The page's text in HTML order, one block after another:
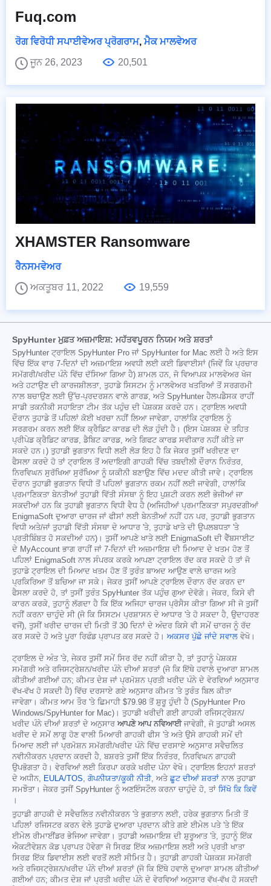
Fuq.com
ਰੋਗ ਵਿਰੋਧੀ ਸਪਾਈਵੇਅਰ ਪ੍ਰੋਗਰਾਮ, ਮੈਕ ਮਾਲਵੇਅਰ
ਜੂਨ 26, 2023
20,501
XHAMSTER Ransomware
ਰੈਨਸਮਵੇਅਰ
ਅਕਤੂਬਰ 11, 2022
19,559
SpyHunter ਮੁਫ਼ਤ ਅਜ਼ਮਾਇਸ਼: ਮਹੱਤਵਪੂਰਨ ਨਿਯਮ ਅਤੇ ਸ਼ਰਤਾਂ
SpyHunter ਟ੍ਰਾਇਲ SpyHunter Pro ਜਾਂ SpyHunter for Mac ਲਈ ਹੈ ਅਤੇ ਇਸ
ਵਿੱਚ ਇੱਕ ਵਾਰ 7-ਦਿਨਾਂ ਦੀ ਅਜ਼ਮਾਇਸ਼ ਅਵਧੀ ਲਈ ਕਈ ਡਿਵਾਈਸਾਂ (ਜਿਵੇਂ ਕਿ ਪ੍ਰਚਾਰ
ਸਮੱਗਰੀ/ਖਰੀਦ ਪੰਨੇ ਵਿੱਚ ਦੱਸਿਆ ਗਿਆ ਹੈ) ਸ਼ਾਮਲ ਹਨ, ਜੋ ਵਿਆਪਕ ਮਾਲਵੇਅਰ ਖੋਜ
ਅਤੇ ਹਟਾਉਣ ਦੀ ਕਾਰਜਸ਼ੀਲਤਾ, ਤੁਹਾਡੇ ਸਿਸਟਮ ਨੂੰ ਮਾਲਵੇਅਰ ਖਤਰਿਆਂ ਤੋਂ ਸਰਗਰਮੀ
ਨਾਲ ਬਚਾਉਣ ਲਈ ਉੱਚ-ਪ੍ਰਦਰਸ਼ਨ ਵਾਲੇ ਗਾਰਡ, ਅਤੇ SpyHunter ਹੈਲਪਡੈਸਕ ਰਾਹੀਂ
ਸਾਡੀ ਤਕਨੀਕੀ ਸਹਾਇਤਾ ਟੀਮ ਤੱਕ ਪਹੁੰਚ ਦੀ ਪੇਸ਼ਕਸ਼ ਕਰਦੇ ਹਨ। ਟ੍ਰਾਇਲ ਅਵਧੀ
ਦੌਰਾਨ ਤੁਹਾਡੇ ਤੋਂ ਪਹਿਲਾਂ ਕੋਈ ਖਰਚਾ ਨਹੀਂ ਲਿਆ ਜਾਵੇਗਾ, ਹਾਲਾਂਕਿ ਟ੍ਰਾਇਲ ਨੂੰ
ਸਰਗਰਮ ਕਰਨ ਲਈ ਇੱਕ ਕ੍ਰੈਡਿਟ ਕਾਰਡ ਦੀ ਲੋੜ ਹੁੰਦੀ ਹੈ। (ਇਸ ਪੇਸ਼ਕਸ਼ ਦੇ ਤਹਿਤ
ਪ੍ਰੀਪੇਡ ਕ੍ਰੈਡਿਟ ਕਾਰਡ, ਡੈਬਿਟ ਕਾਰਡ, ਅਤੇ ਗਿਫਟ ਕਾਰਡ ਸਵੀਕਾਰ ਨਹੀਂ ਕੀਤੇ ਜਾ
ਸਕਦੇ ਹਨ।) ਤੁਹਾਡੀ ਭੁਗਤਾਨ ਵਿਧੀ ਲਈ ਲੋੜ ਇਹ ਹੈ ਕਿ ਜੇਕਰ ਤੁਸੀਂ ਖਰੀਦਣ ਦਾ
ਫੈਸਲਾ ਕਰਦੇ ਹੋ ਤਾਂ ਟ੍ਰਾਇਲ ਤੋਂ ਅਦਾਇਗੀ ਗਾਹਕੀ ਵਿੱਚ ਤਬਦੀਲੀ ਦੌਰਾਨ ਨਿਰੰਤਰ,
ਨਿਰਵਿਘਨ ਸੁਰੱਖਿਆ ਸੁਰੱਖਿਆ ਨੂੰ ਯਕੀਨੀ ਬਣਾਉਣ ਵਿੱਚ ਮਦਦ ਕੀਤੀ ਜਾਵੇ। ਟ੍ਰਾਇਲ
ਦੌਰਾਨ ਤੁਹਾਡੀ ਭੁਗਤਾਨ ਵਿਧੀ ਤੋਂ ਪਹਿਲਾਂ ਭੁਗਤਾਨ ਰਕਮ ਨਹੀਂ ਲਈ ਜਾਵੇਗੀ, ਹਾਲਾਂਕਿ
ਪ੍ਰਮਾਣਿਕਤਾ ਬੇਨਤੀਆਂ ਤੁਹਾਡੀ ਵਿੱਤੀ ਸੰਸਥਾ ਨੂੰ ਇਹ ਪੁਸ਼ਟੀ ਕਰਨ ਲਈ ਭੇਜੀਆਂ ਜਾ
ਸਕਦੀਆਂ ਹਨ ਕਿ ਤੁਹਾਡੀ ਭੁਗਤਾਨ ਵਿਧੀ ਵੈਧ ਹੈ (ਅਜਿਹੀਆਂ ਪ੍ਰਮਾਣਿਕਤਾ ਸਪੁਰਦਗੀਆਂ
EnigmaSoft ਦੁਆਰਾ ਚਾਰਜ ਜਾਂ ਫੀਸਾਂ ਲਈ ਬੇਨਤੀਆਂ ਨਹੀਂ ਹਨ ਪਰ, ਤੁਹਾਡੀ ਭੁਗਤਾਨ
ਵਿਧੀ ਅਤੇ/ਜਾਂ ਤੁਹਾਡੀ ਵਿੱਤੀ ਸੰਸਥਾ ਦੇ ਆਧਾਰ 'ਤੇ, ਤੁਹਾਡੇ ਖਾਤੇ ਦੀ ਉਪਲਬਧਤਾ 'ਤੇ
ਪ੍ਰਤੀਬਿੰਬਤ ਹੋ ਸਕਦੀਆਂ ਹਨ)। ਤੁਸੀਂ ਆਪਣੇ ਖਾਤੇ ਲਈ EnigmaSoft ਦੀ ਵੈੱਬਸਾਈਟ
ਦੇ MyAccount ਭਾਗ ਰਾਹੀਂ ਜਾਂ 7-ਦਿਨਾਂ ਦੀ ਅਜ਼ਮਾਇਸ਼ ਦੀ ਮਿਆਦ ਦੇ ਖਤਮ ਹੋਣ ਤੋਂ
ਪਹਿਲਾਂ EnigmaSoft ਨਾਲ ਸੰਪਰਕ ਕਰਕੇ ਆਪਣਾ ਟ੍ਰਾਇਲ ਰੱਦ ਕਰ ਸਕਦੇ ਹੋ ਤਾਂ ਜੋ
ਤੁਹਾਡੇ ਟ੍ਰਾਇਲ ਦੀ ਮਿਆਦ ਖਤਮ ਹੋਣ ਤੋਂ ਤੁਰੰਤ ਬਾਅਦ ਆਉਣ ਵਾਲੇ ਚਾਰਜ ਅਤੇ
ਪ੍ਰਕਿਰਿਆ ਤੋਂ ਬਚਿਆ ਜਾ ਸਕੇ। ਜੇਕਰ ਤੁਸੀਂ ਆਪਣੇ ਟ੍ਰਾਇਲ ਦੌਰਾਨ ਰੱਦ ਕਰਨ ਦਾ
ਫੈਸਲਾ ਕਰਦੇ ਹੋ, ਤਾਂ ਤੁਸੀਂ ਤੁਰੰਤ SpyHunter ਤੱਕ ਪਹੁੰਚ ਗੁਆ ਦੇਵੋਗੇ। ਜੇਕਰ, ਕਿਸੇ ਵੀ
ਕਾਰਨ ਕਰਕੇ, ਤੁਹਾਨੂੰ ਲੱਗਦਾ ਹੈ ਕਿ ਇੱਕ ਅਜਿਹਾ ਚਾਰਜ ਪ੍ਰੋਸੈਸ ਕੀਤਾ ਗਿਆ ਸੀ ਜੋ ਤੁਸੀਂ
ਨਹੀਂ ਕਰਨਾ ਚਾਹੁੰਦੇ ਸੀ (ਜੋ ਕਿ ਸਿਸਟਮ ਪ੍ਰਸ਼ਾਸਨ ਦੇ ਆਧਾਰ 'ਤੇ ਹੋ ਸਕਦਾ ਹੈ, ਉਦਾਹਰਣ
ਵਜੋਂ), ਤੁਸੀਂ ਖਰੀਦ ਚਾਰਜ ਦੀ ਮਿਤੀ ਤੋਂ 30 ਦਿਨਾਂ ਦੇ ਅੰਦਰ ਕਿਸੇ ਵੀ ਸਮੇਂ ਚਾਰਜ ਨੂੰ ਰੱਦ
ਕਰ ਸਕਦੇ ਹੋ ਅਤੇ ਪੂਰਾ ਰਿਫੰਡ ਪ੍ਰਾਪਤ ਕਰ ਸਕਦੇ ਹੋ। ਅਕਸਰ ਪੁੱਛੇ ਜਾਂਦੇ ਸਵਾਲ ਵੇਖੋ।
ਟ੍ਰਾਇਲ ਦੇ ਅੰਤ 'ਤੇ, ਜੇਕਰ ਤੁਸੀਂ ਸਮੇਂ ਸਿਰ ਰੱਦ ਨਹੀਂ ਕੀਤਾ ਹੈ, ਤਾਂ ਤੁਹਾਨੂੰ ਪੇਸ਼ਕਸ਼
ਸਮੱਗਰੀ ਅਤੇ ਰਜਿਸਟ੍ਰੇਸ਼ਨ/ਖਰੀਦ ਪੰਨੇ ਦੀਆਂ ਸ਼ਰਤਾਂ (ਜੋ ਕਿ ਇੱਥੇ ਹਵਾਲੇ ਦੁਆਰਾ ਸ਼ਾਮਲ
ਕੀਤੀਆਂ ਗਈਆਂ ਹਨ; ਕੀਮਤ ਦੇਸ਼ ਜਾਂ ਪ੍ਰਮੋਸ਼ਨ ਪ੍ਰਤੀ ਖਰੀਦ ਪੰਨੇ ਦੇ ਵੇਰਵਿਆਂ ਅਨੁਸਾਰ
ਵੱਖ-ਵੱਖ ਹੋ ਸਕਦੀ ਹੈ) ਵਿੱਚ ਦਰਸਾਏ ਗਏ ਅਨੁਸਾਰ ਕੀਮਤ 'ਤੇ ਤੁਰੰਤ ਬਿਲ ਕੀਤਾ
ਜਾਵੇਗਾ। ਕੀਮਤ ਆਮ ਤੌਰ 'ਤੇ ਛਿਮਾਹੀ $79.98 ਤੋਂ ਸ਼ੁਰੂ ਹੁੰਦੀ ਹੈ (SpyHunter Pro
Windows/SpyHunter for Mac)। ਤੁਹਾਡੀ ਖਰੀਦੀ ਗਈ ਗਾਹਕੀ ਰਜਿਸਟ੍ਰੇਸ਼ਨ/
ਖਰੀਦ ਪੰਨੇ ਦੀਆਂ ਸ਼ਰਤਾਂ ਦੇ ਅਨੁਸਾਰ ਆਪਣੇ ਆਪ ਨਵਿਆਈਜਾਵੇਗੀ, ਜੋ ਤੁਹਾਡੀ ਅਸਲ
ਖਰੀਦ ਦੇ ਸਮੇਂ ਲਾਗੂ ਹੋਣ ਵਾਲੀ ਮਿਆਰੀ ਗਾਹਕੀ ਫੀਸ 'ਤੇ ਅਤੇ ਉਸੇ ਗਾਹਕੀ ਸਮੇਂ ਦੀ
ਮਿਆਦ ਲਈ ਜਾਂ ਪ੍ਰਮੋਸ਼ਨ ਸਮੱਗਰੀ/ਖਰੀਦ ਪੰਨੇ ਵਿੱਚ ਦਰਸਾਏ ਅਨੁਸਾਰ ਸਵੈਚਲਿਤ
ਨਵੀਨੀਕਰਨ ਪ੍ਰਦਾਨ ਕਰਦੀ ਹੈ, ਬਸ਼ਰਤੇ ਤੁਸੀਂ ਇੱਕ ਨਿਰੰਤਰ, ਨਿਰਵਿਘਨ ਗਾਹਕੀ
ਉਪਭੋਗਤਾ ਹੋ। ਵੇਰਵਿਆਂ ਲਈ ਕਿਰਪਾ ਕਰਕੇ ਖਰੀਦ ਪੰਨਾ ਵੇਖੋ। ਟ੍ਰਾਇਲ ਇਹਨਾਂ ਸ਼ਰਤਾਂ
ਦੇ ਅਧੀਨ, EULA/TOS, ਗੋਪਨੀਯਤਾ/ਕੂਕੀ ਨੀਤੀ, ਅਤੇ ਛੂਟ ਦੀਆਂ ਸ਼ਰਤਾਂ ਨਾਲ ਤੁਹਾਡਾ
ਸਮਝੌਤਾ। ਜੇਕਰ ਤੁਸੀਂ SpyHunter ਨੂੰ ਅਣਇੰਸਟੌਲ ਕਰਨਾ ਚਾਹੁੰਦੇ ਹੋ, ਤਾਂ ਸਿੱਖੋ ਕਿ ਕਿਵੇਂ
।
ਤੁਹਾਡੀ ਗਾਹਕੀ ਦੇ ਸਵੈਚਲਿਤ ਨਵੀਨੀਕਰਨ 'ਤੇ ਭੁਗਤਾਨ ਲਈ, ਹਰੇਕ ਭੁਗਤਾਨ ਮਿਤੀ ਤੋਂ
ਪਹਿਲਾਂ ਰਜਿਸਟਰ ਕਰਨ ਵੇਲੇ ਤੁਹਾਡੇ ਦੁਆਰਾ ਪ੍ਰਦਾਨ ਕੀਤੇ ਗਏ ਈਮੇਲ ਪਤੇ 'ਤੇ ਇੱਕ
ਈਮੇਲ ਰੀਮਾਈਂਡਰ ਭੇਜਿਆ ਜਾਵੇਗਾ। ਤੁਹਾਡੀ ਅਜ਼ਮਾਇਸ਼ ਦੀ ਸ਼ੁਰੂਆਤ 'ਤੇ, ਤੁਹਾਨੂੰ ਇੱਕ
ਐਕਟੀਵੇਸ਼ਨ ਕੋਡ ਪ੍ਰਾਪਤ ਹੋਵੇਗਾ ਜੋ ਸਿਰਫ਼ ਇੱਕ ਅਜ਼ਮਾਇਸ਼ ਲਈ ਅਤੇ ਪ੍ਰਤੀ ਖਾਤਾ
ਸਿਰਫ਼ ਇੱਕ ਡਿਵਾਈਸ ਲਈ ਵਰਤੋਂ ਲਈ ਸੀਮਿਤ ਹੈ। ਤੁਹਾਡੀ ਗਾਹਕੀ ਪੇਸ਼ਕਸ਼ ਸਮੱਗਰੀ
ਅਤੇ ਰਜਿਸਟ੍ਰੇਸ਼ਨ/ਖਰੀਦ ਪੰਨੇ ਦੀਆਂ ਸ਼ਰਤਾਂ (ਜੋ ਕਿ ਇੱਥੇ ਹਵਾਲੇ ਦੁਆਰਾ ਸ਼ਾਮਲ ਕੀਤੀਆਂ
ਗਈਆਂ ਹਨ; ਕੀਮਤ ਦੇਸ਼ ਜਾਂ ਪ੍ਰਤੀ ਖਰੀਦ ਪੰਨੇ ਦੇ ਵੇਰਵਿਆਂ ਅਨੁਸਾਰ ਵੱਖ-ਵੱਖ ਹੋ ਸਕਦੀ